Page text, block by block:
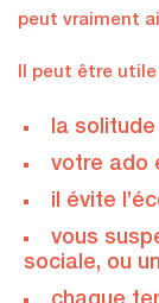
peut vraiment
Il peut être
la
votre ado
il évite
vous
sociale, ou